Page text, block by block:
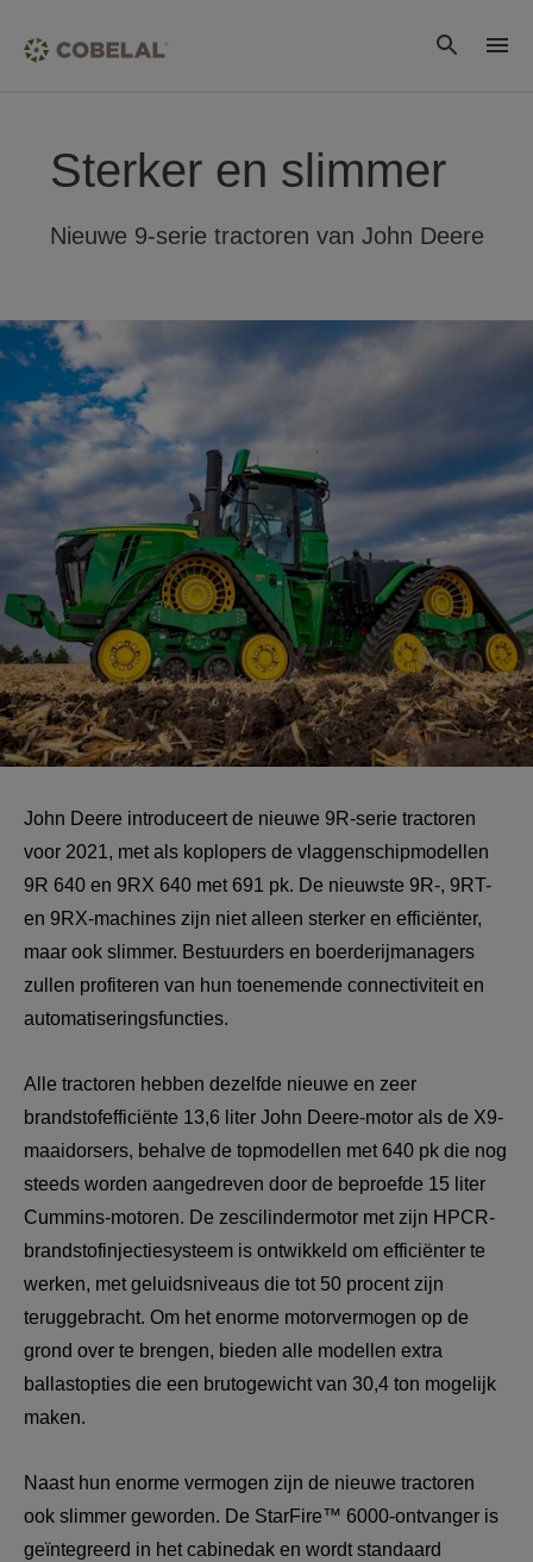
Sterker en slimmer
Nieuwe 9-serie tractoren van John Deere
John Deere introduceert de nieuwe 9R-serie tractoren
voor 2021, met als koplopers de vlaggenschipmodellen
9R 640 en 9RX 640 met 691 pk. De nieuwste 9R-, 9RT-
en 9RX-machines zijn niet alleen sterker en efficiënter,
maar ook slimmer. Bestuurders en boerderijmanagers
zullen profiteren van hun toenemende connectiviteit en
automatiseringsfuncties.
Alle tractoren hebben dezelfde nieuwe en zeer
brandstofefficiënte 13,6 liter John Deere-motor als de X9-
maaidorsers, behalve de topmodellen met 640 pk die nog
steeds worden aangedreven door de beproefde 15 liter
Cummins-motoren. De zescilindermotor met zijn HPCR-
brandstofinjectiesysteem is ontwikkeld om efficiënter te
werken, met geluidsniveaus die tot 50 procent zijn
teruggebracht. Om het enorme motorvermogen op de
grond over te brengen, bieden alle modellen extra
ballastopties die een brutogewicht van 30,4 ton mogelijk
maken.
Naast hun enorme vermogen zijn de nieuwe tractoren
ook slimmer geworden. De StarFire™ 6000-ontvanger is
geïntegreerd in het cabinedak en wordt standaard